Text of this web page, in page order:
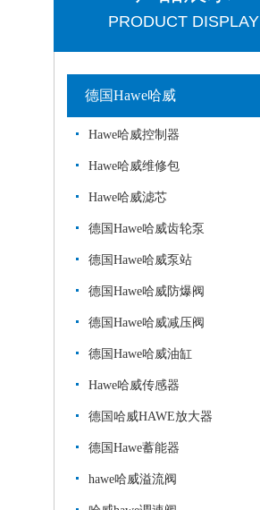
PRODUCT DISPLAY
德国Hawe哈威
Hawe哈威控制器
Hawe哈威维修包
Hawe哈威滤芯
德国Hawe哈威齿轮泵
德国Hawe哈威泵站
德国Hawe哈威防爆阀
德国Hawe哈威减压阀
德国Hawe哈威油缸
Hawe哈威传感器
德国哈威HAWE放大器
德国Hawe蓄能器
hawe哈威溢流阀